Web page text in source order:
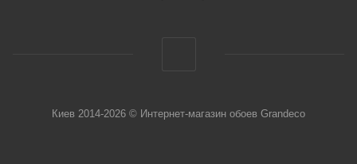
Киев 2014-2026 © Интернет-магазин обоев Grandeco